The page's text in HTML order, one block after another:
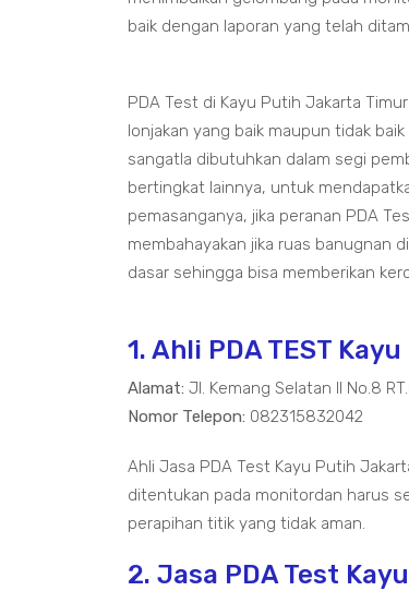
baik dengan laporan yang telah
PDA Test di Kayu Putih Jakarta
lonjakan yang baik maupun tidak
sangatla dibutuhkan dalam segi
bertingkat lainnya, untuk
pemasanganya, jika peranan PDA
membahayakan jika ruas banugnan
dasar sehingga bisa memberikan
1. Ahli PDA TEST
Alamat: Jl. Kemang Selatan II No.8
Nomor Telepon: 082315832042
Ahli Jasa PDA Test Kayu Putih
ditentukan pada monitordan harus
perapihan titik yang tidak aman.
2. Jasa PDA Test